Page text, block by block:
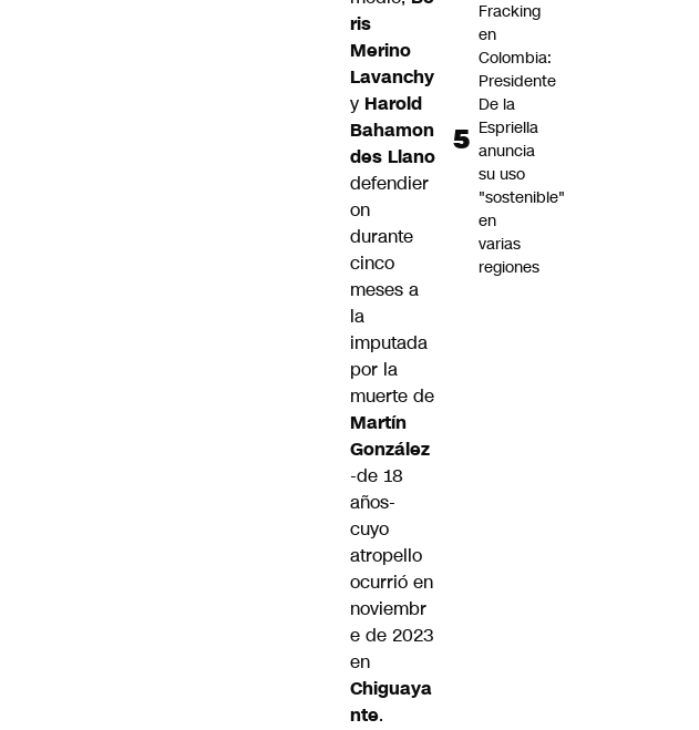
ris
Merino
Lavanchy
y Harold
Bahamon
des Llano
defendier
on
durante
cinco
meses a
la
imputada
por la
muerte de
Martín
González
-de 18
años-
cuyo
atropello
ocurrió en
noviembr
e de 2023
en
Chiguaya
nte.
Fracking
en
Colombia:
Presidente
De la
Espriella
anuncia
su uso
"sostenible"
en
varias
regiones